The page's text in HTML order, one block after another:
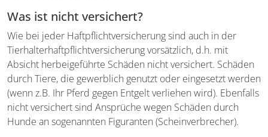
Was ist nicht versichert?
Wie bei jeder Haftpflichtversicherung sind auch in der
Tierhalterhaftpflichtversicherung vorsätzlich, d.h. mit
Absicht herbeigeführte Schäden nicht versichert. Schäden
durch Tiere, die gewerblich genutzt oder eingesetzt werden
(wenn z.B. Ihr Pferd gegen Entgelt verliehen wird). Ebenfalls
nicht versichert sind Ansprüche wegen Schäden durch
Hunde an sogenannten Figuranten (Scheinverbrecher).